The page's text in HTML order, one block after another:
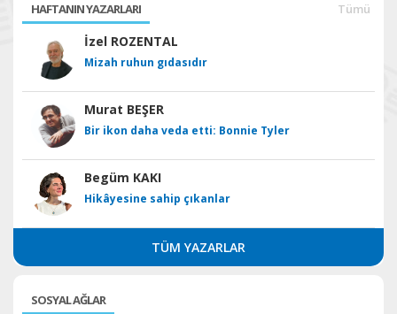
HAFTANIN YAZARLARI Tümü
İzel ROZENTAL
Mizah ruhun gıdasıdır
Murat BEŞER
Bir ikon daha veda etti: Bonnie Tyler
Begüm KAKI
Hikâyesine sahip çıkanlar
TÜM YAZARLAR
SOSYAL AĞLAR